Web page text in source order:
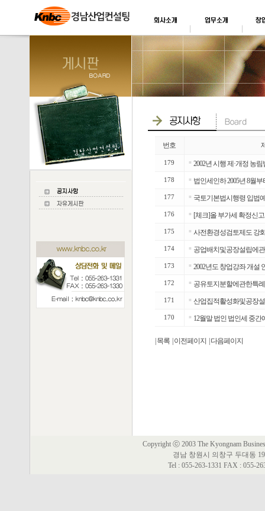
번호
179 ■ 2002년 시행 제·개정 농
178 ■ 법인세인하 2005년 8월부
177 ■ 국토기본법시행령 입법
176 ■ [체크]올 부가세 확정신
175 ■ 사전환경성검토제도 강
174 ■ 공업배치및공장설립에관
173 ■ 2002년도 창업강좌 개설
172 ■ 공유토지분할에관한특
171 ■ 산업집적활성화및공장
170 ■ 12월말 법인 법인세 중간
| 목록 | 이전페이지 | 다음페이지
Copyright ⓒ 2003 The Kyongnam
경남 창원시 의창구 두대동
Tel : 055-263-1331 FAX : 055-